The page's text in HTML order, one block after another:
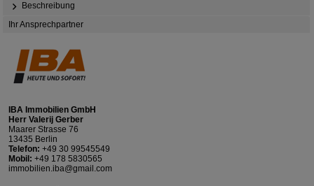
Beschreibung
Ihr Ansprechpartner
IBA Immobilien GmbH
Herr Valerij Gerber
Maarer Strasse 76
13435 Berlin
Telefon: +49 30 99545549
Mobil: +49 178 5830565
immobilien.iba@gmail.com